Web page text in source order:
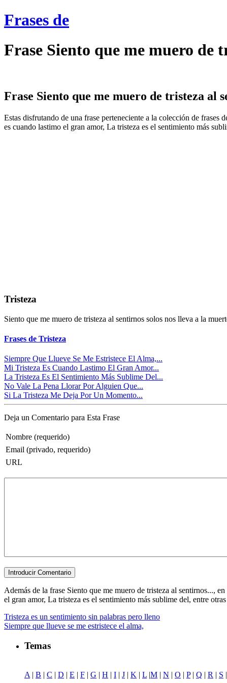
Frases de
Frase Siento que me muero de
Frase Siento que me muero de tristeza al
Estas disfrutando de una frase perteneciente a la colección de frases
es cuando lastimo el gran amor, La tristeza es el sentimiento más
Tristeza
Siento que me muero de tristeza al sentirnos solos nos lleva a la
Frases de Tristeza
Siempre Que Llueve Se Me Estristece El Alma,...
Mi Tristeza Es Cuando Lastimo El Gran Amor...
La Tristeza Es El Sentimiento Más Sublime Del...
No Vale La Pena Llorar Por Alguien Que...
Si La Tristeza Me Deja Por Un Momento...
Deja un Comentario para Esta Frase
Nombre (requerido)
Email (privado, requerido)
URL
Además de la frase Siento que me muero de tristeza al sentirnos...,
el gran amor, La tristeza es el sentimiento más sublime del, entre
Tristeza es un sentimiento sin palabras pero lleno
Siempre que llueve se me estristece el alma,
Temas
A | B | C | D | E | F | G | H | I | J | K | L |M | N | O | P| Q | R | S |